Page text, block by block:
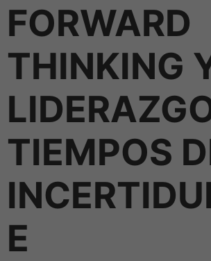
FORWARD
THINKING
TIEMPOS
E